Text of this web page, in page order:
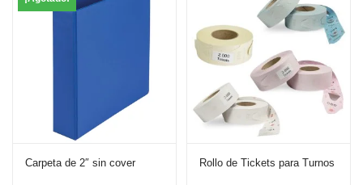
Carpeta de 2″ sin cover Rollo de Tickets para Turnos